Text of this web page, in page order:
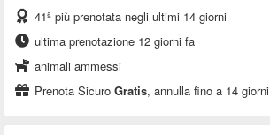
41ª più prenotata negli ultimi 14 giorni
ultima prenotazione 12 giorni fa
animali ammessi
Prenota Sicuro Gratis, annulla fino a 14 giorni